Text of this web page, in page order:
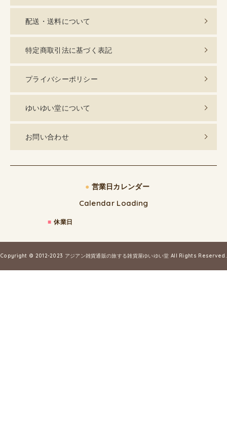
配送・送料について
特定商取引法に基づく表記
プライバシーポリシー
ゆいゆい堂について
お問い合わせ
● 営業日カレンダー
Calendar Loading
■ 休業日
Copyright © 2012-2023 アジアン雑貨通販の旅する雑貨屋ゆいゆい堂 All Rights Reserved.